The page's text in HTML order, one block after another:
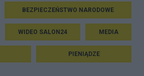
BEZPIECZEŃSTWO NARODOWE
WIDEO SALON24 MEDIA
PIENIĄDZE